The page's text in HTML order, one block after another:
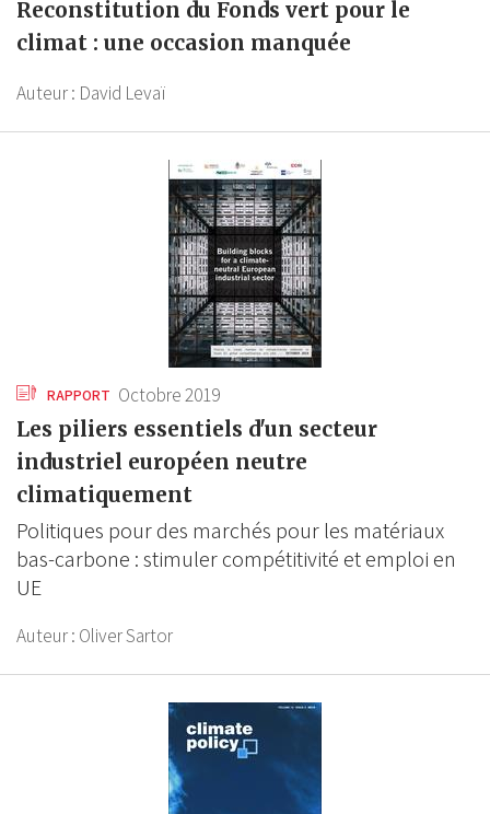
Reconstitution du Fonds vert pour le
climat : une occasion manquée
Auteur : David Levaï
RAPPORT Octobre 2019
Les piliers essentiels d'un secteur
industriel européen neutre
climatiquement
Politiques pour des marchés pour les matériaux
bas-carbone : stimuler compétitivité et emploi en
UE
Auteur : Oliver Sartor